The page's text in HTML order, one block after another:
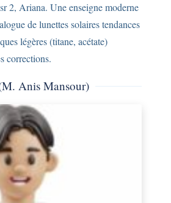
2, Ariana. Une enseigne moderne
de lunettes solaires tendances
légères (titane, acétate)
corrections.
Anis Mansour)